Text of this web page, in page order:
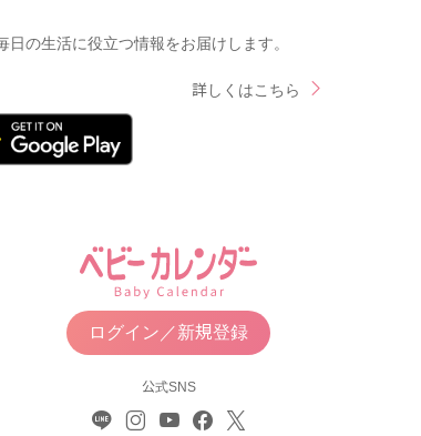
の生活に役立つ情報をお届けします。
詳しくはこちら
ログイン／新規登録
公式SNS